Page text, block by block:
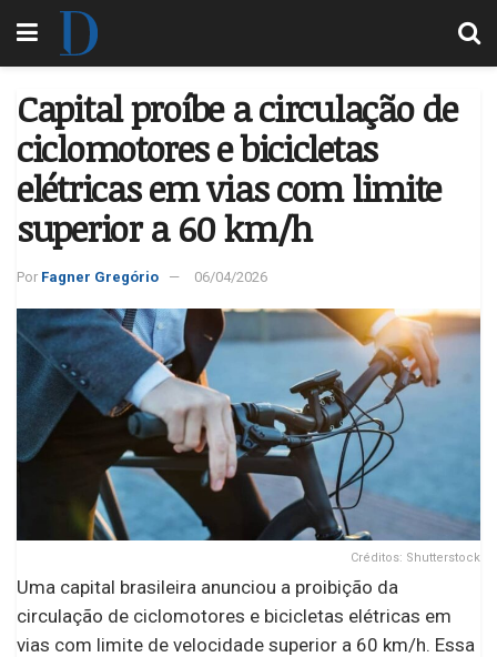
Capital proíbe a circulação de
ciclomotores e bicicletas
elétricas em vias com limite
superior a 60 km/h
Por Fagner Gregório 06/04/2026
Créditos: Shutterstock
Uma capital brasileira anunciou a proibição da
circulação de ciclomotores e bicicletas elétricas em
vias com limite de velocidade superior a 60 km/h. Essa